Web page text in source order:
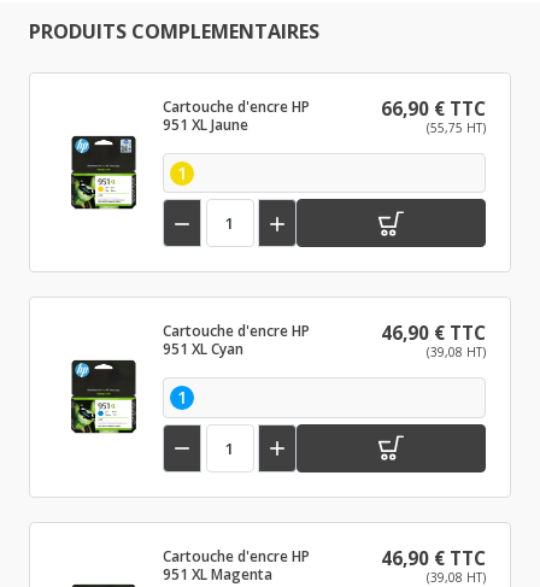
PRODUITS COMPLEMENTAIRES
Cartouche d'encre HP
951 XL Jaune
66,90 € TTC
(55,75 HT)
1
 
Cartouche d'encre HP
951 XL Cyan
46,90 € TTC
(39,08 HT)
1
 
Cartouche d'encre HP
951 XL Magenta
46,90 € TTC
(39,08 HT)